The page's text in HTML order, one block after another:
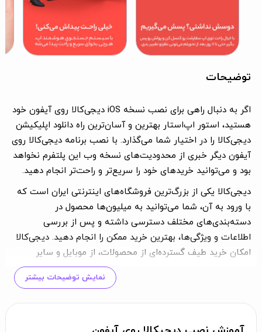
توضیحات
اگر به دنبال راهی برای نصب نسخه iOS دیجی‌کالا روی آیفون خود
هستید، استور اپ‌استار بهترین و آسان‌ترین راه دانلود اپلیکیشن
دیجی‌کالا را در اختیار شما می‌گذارد. با نصب برنامه دیجی‌کالا روی
آیفون دیگر خبری از محدودیت‌های نسخه وب این پلتفرم نخواهد
بود و می‌توانید خریدهای خود را سریع‌تر و راحت‌تر انجام دهید.
دیجی‌کالا یکی از بزرگ‌ترین فروشگاه‌های اینترنتی ایران است که
با ورود به آن، شما می‌توانید به میلیون‌ها محصول در
دسته‌بندی‌های مختلف دسترسی داشته و پس از بررسی
اطلاعات و ویژگی‌ها، بهترین خرید ممکن را انجام دهید. دیجی‌کالا
امکان خرید طیف گسترده‌ای از محصولات، از موبایل و سایر
کالاهای دیجیتال گرفته تا پوشاک، لوازم خانه و آشپزخانه و حتی
با دانلود برنامه دیجی‌کالا برای آیفون از طریق استور اپ‌استار،
نمایش توضیحات بیشتر